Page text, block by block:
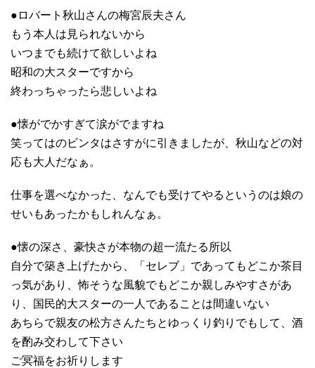
●ロバート秋山さんの梅宮辰夫さん
もう本人は見られないから
いつまでも続けて欲しいよね
昭和の大スターですから
終わっちゃったら悲しいよね
●懐がでかすぎて涙がでますね
笑ってはのビンタはさすがに引きましたが、秋山などの対
応も大人だなぁ。
仕事を選べなかった、なんでも受けてやるというのは娘の
せいもあったかもしれんなぁ。
●懐の深さ、豪快さが本物の超一流たる所以
自分で築き上げたから、「セレブ」であってもどこか茶目
っ気があり、怖そうな風貌でもどこか親しみやすさがあ
り、国民的大スターの一人であることは間違いない
あちらで親友の松方さんたちとゆっくり釣りでもして、酒
を酌み交わして下さい
ご冥福をお祈りします